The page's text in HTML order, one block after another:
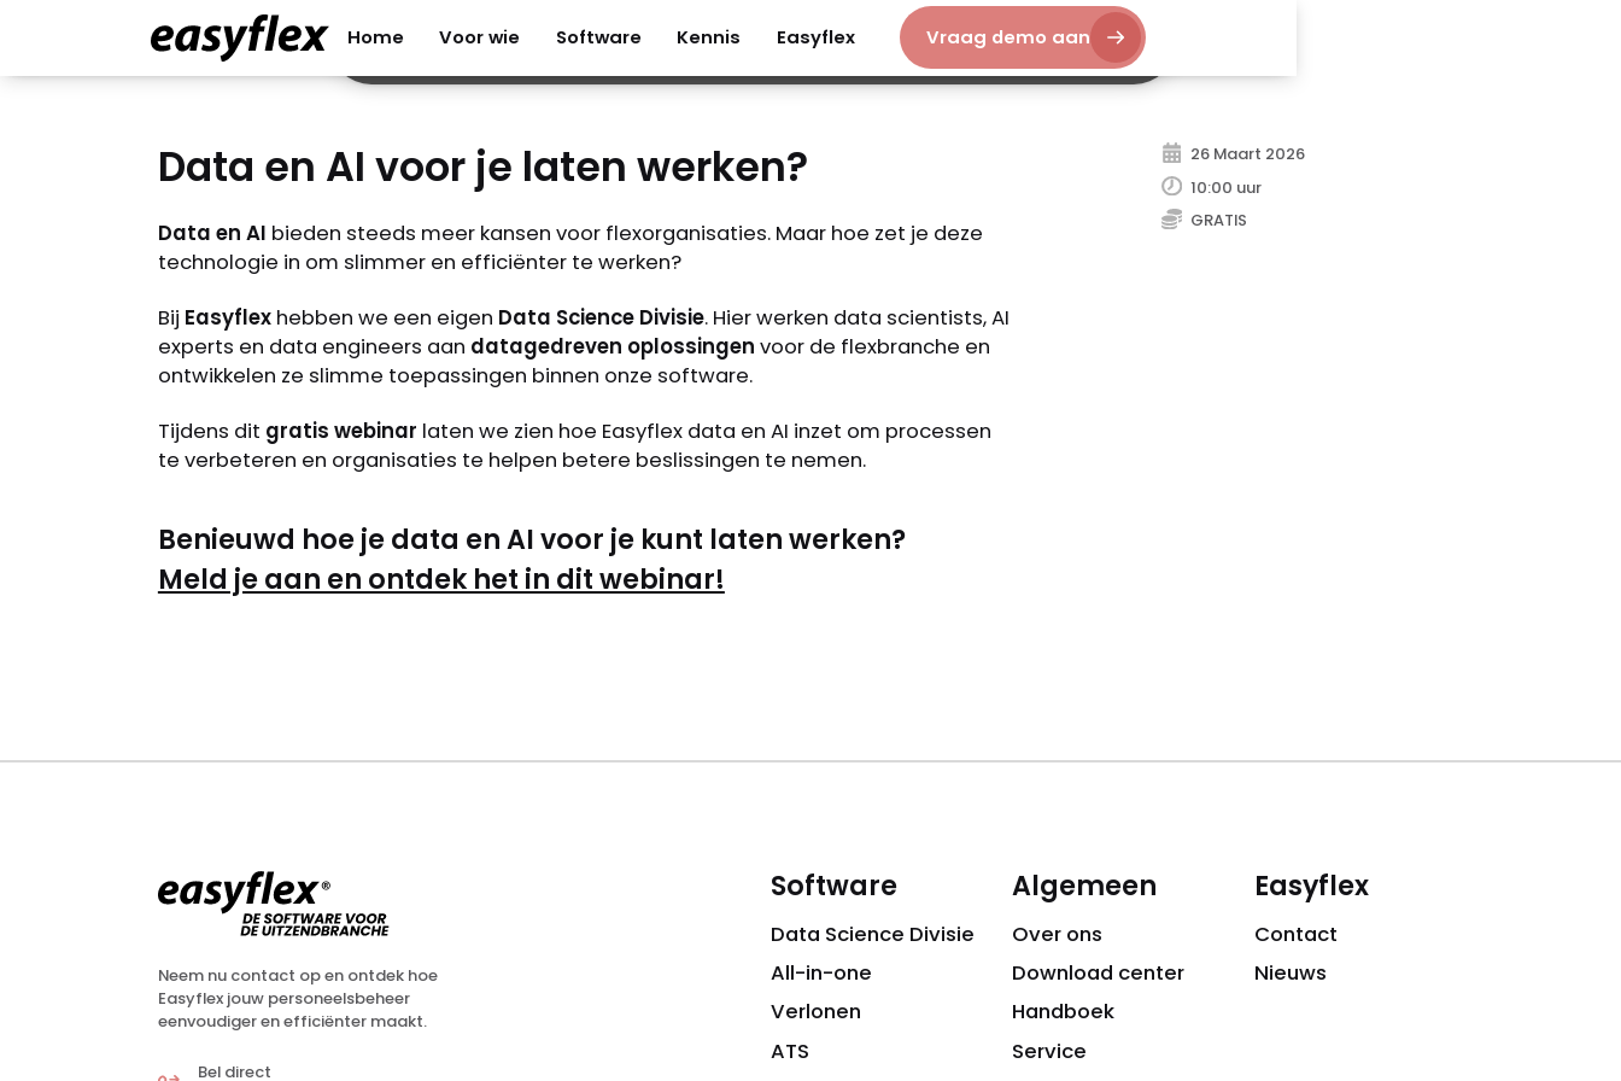
Contact Inloggen
Home Voor wie Software Kennis Easyflex Vraag demo aan
Home Voor wie Software Kennis Easyflex Vraag demo aan
Data
Science
Data en AI voor je laten
werken? Ontdek onze slimme,
Data en AI voor je laten werken?
Data en AI bieden steeds meer kansen voor flexorganisaties. Maar hoe zet je deze
technologie in om slimmer en efficiënter te werken?
Bij Easyflexhebben we een eigen Data Science Divisie. Hier werken data scientists, AI
experts en data engineers aan datagedreven oplossingen voor de flexbranche en
ontwikkelen ze slimme toepassingen binnen onze software.
Tijdens dit gratis webinar laten we zien hoe Easyflex data en AI inzet om processen
te verbeteren en organisaties te helpen betere beslissingen te nemen.
Benieuwd hoe je data en AI voor je kunt laten werken?
Meld je aan en ontdek het in dit webinar!
26 Maart 2026
10:00 uur
GRATIS
Neem nu contact op en ontdek hoe
Easyflex jouw personeelsbeheer
eenvoudiger en efficiënter maakt.
Bel direct
Software
Data Science Divisie
All-in-one
Verlonen
ATS
Algemeen
Over ons
Download center
Handboek
Service
Easyflex
Contact
Nieuws